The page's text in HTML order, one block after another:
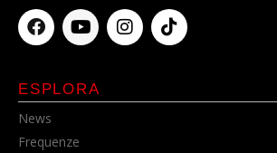
ESPLORA
News
Frequenze